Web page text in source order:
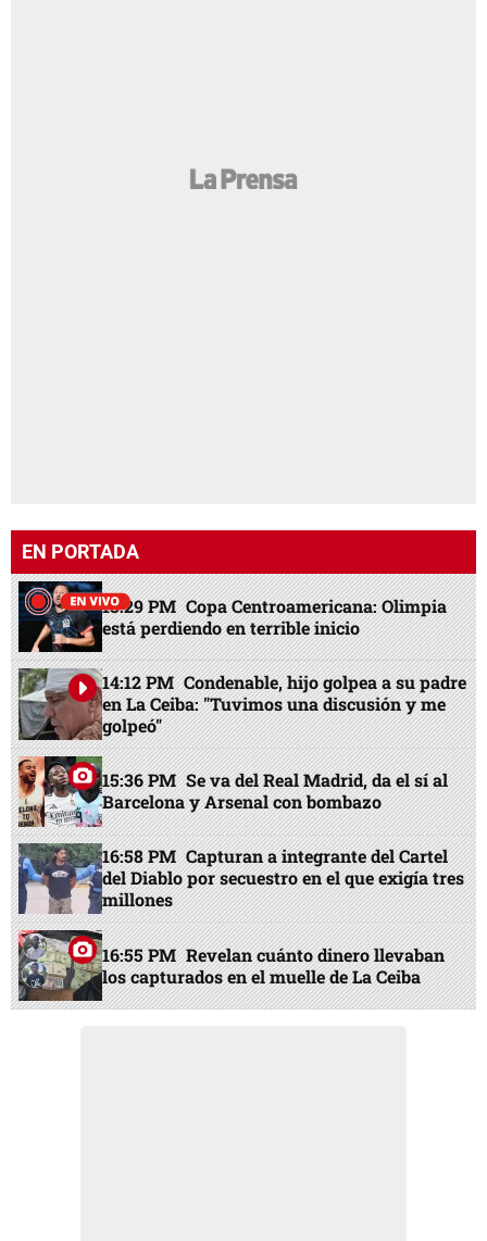
EN PORTADA
13:29 PM Copa Centroamericana: Olimpia
está perdiendo en terrible inicio
14:12 PM Condenable, hijo golpea a su padre
en La Ceiba: "Tuvimos una discusión y me
golpeó"
15:36 PM Se va del Real Madrid, da el sí al
Barcelona y Arsenal con bombazo
16:58 PM Capturan a integrante del Cartel
del Diablo por secuestro en el que exigía tres
millones
16:55 PM Revelan cuánto dinero llevaban
los capturados en el muelle de La Ceiba